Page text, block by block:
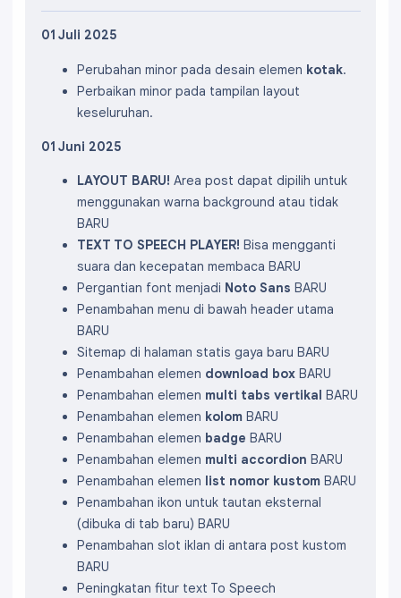
01 Juli 2025
Perubahan minor pada desain elemen kotak.
Perbaikan minor pada tampilan layout
keseluruhan.
01 Juni 2025
LAYOUT BARU! Area post dapat dipilih untuk
menggunakan warna background atau tidak
BARU
TEXT TO SPEECH PLAYER! Bisa mengganti
suara dan kecepatan membaca BARU
Pergantian font menjadi Noto Sans BARU
Penambahan menu di bawah header utama
BARU
Sitemap di halaman statis gaya baru BARU
Penambahan elemen download box BARU
Penambahan elemen multi tabs vertikal BARU
Penambahan elemen kolom BARU
Penambahan elemen badge BARU
Penambahan elemen multi accordion BARU
Penambahan elemen list nomor kustom BARU
Penambahan ikon untuk tautan eksternal
(dibuka di tab baru) BARU
Penambahan slot iklan di antara post kustom
BARU
Peningkatan fitur text To Speech